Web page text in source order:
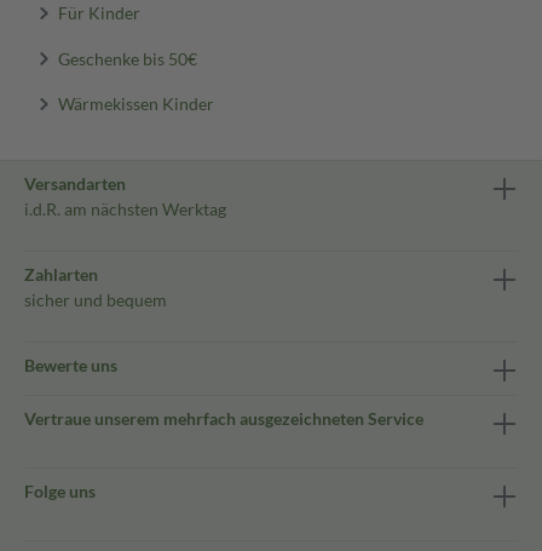
Für Kinder
Geschenke bis 50€
Wärmekissen Kinder
Versandarten
i.d.R. am nächsten Werktag
Zahlarten
sicher und bequem
Bewerte uns
Vertraue unserem mehrfach ausgezeichneten Service
Folge uns